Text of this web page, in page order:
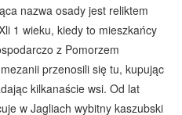
nazwa osady jest reliktem
1 wieku, kiedy to mieszkańcy
z Pomorzem
przenosili się tu, kupując
kilkanaście wsi. Od lat
w Jagliach wybitny kaszubski